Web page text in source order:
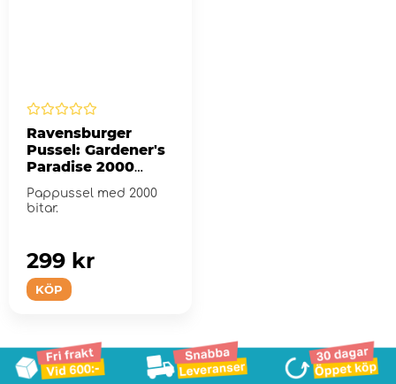
Ravensburger
Pussel: Gardener's
Paradise 2000
Bitar
Pappussel med 2000
bitar.
KÖP
299 kr